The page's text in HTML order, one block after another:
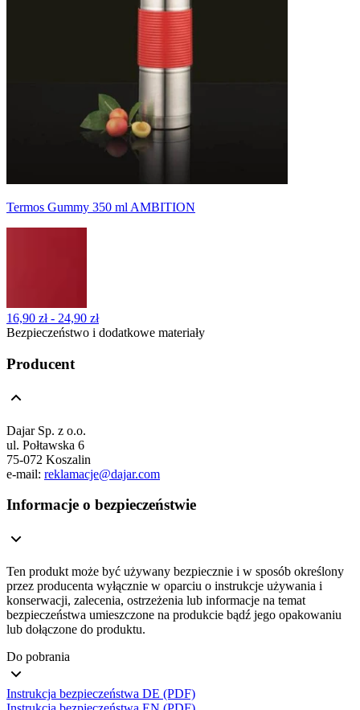
Termos Gummy 350 ml AMBITION
16,90 zł - 24,90 zł
Bezpieczeństwo i dodatkowe materiały
Producent
Dajar Sp. z o.o.
ul. Połtawska 6
75-072 Koszalin
e-mail: reklamacje@dajar.com
Informacje o bezpieczeństwie
Ten produkt może być używany bezpiecznie i w sposób określony
przez producenta wyłącznie w oparciu o instrukcje używania i
konserwacji, zalecenia, ostrzeżenia lub informacje na temat
bezpieczeństwa umieszczone na produkcie bądź jego opakowaniu
lub dołączone do produktu.
Do pobrania
Instrukcja bezpieczeństwa DE (PDF)